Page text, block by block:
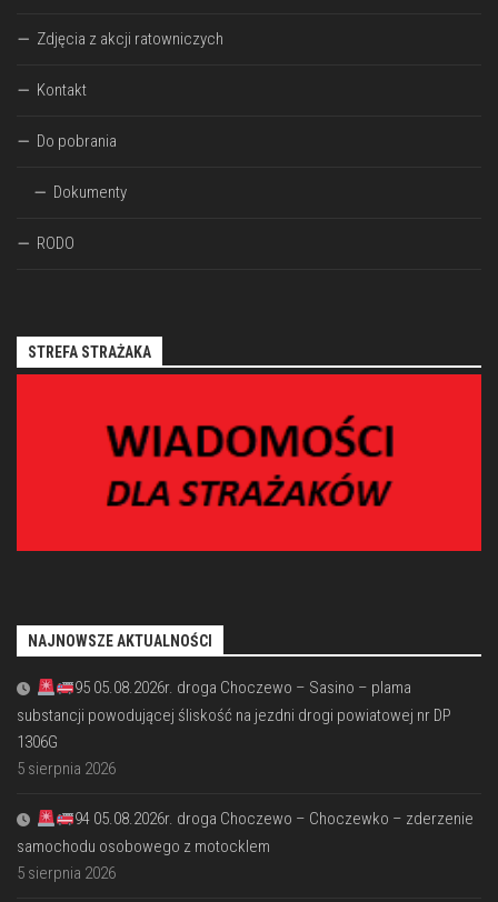
Zdjęcia z akcji ratowniczych
Kontakt
Do pobrania
Dokumenty
RODO
STREFA STRAŻAKA
NAJNOWSZE AKTUALNOŚCI
95 05.08.2026r. droga Choczewo – Sasino – plama
substancji powodującej śliskość na jezdni drogi powiatowej nr DP
1306G
5 sierpnia 2026
94 05.08.2026r. droga Choczewo – Choczewko – zderzenie
samochodu osobowego z motocklem
5 sierpnia 2026